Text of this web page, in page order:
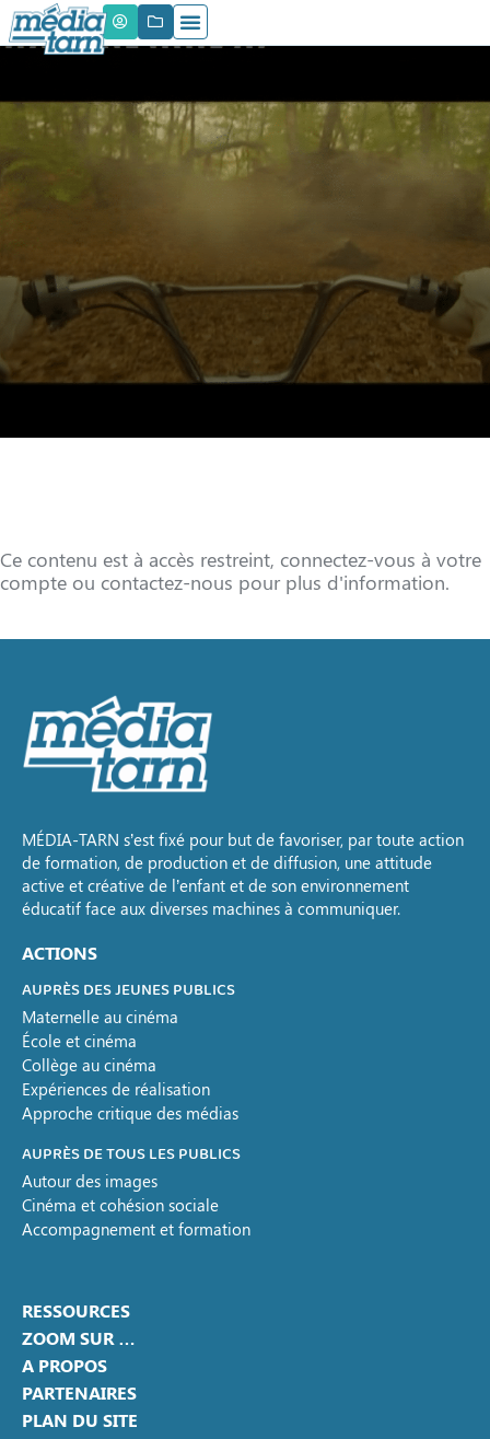
Ce contenu est à accès restreint, connectez-vous à votre
compte ou contactez-nous pour plus d'information.
MÉDIA-TARN s’est fixé pour but de favoriser, par toute action
de formation, de production et de diffusion, une attitude
active et créative de l’enfant et de son environnement
éducatif face aux diverses machines à communiquer.
ACTIONS
AUPRÈS DES JEUNES PUBLICS
Maternelle au cinéma
École et cinéma
Collège au cinéma
Expériences de réalisation
Approche critique des médias
AUPRÈS DE TOUS LES PUBLICS
Autour des images
Cinéma et cohésion sociale
Accompagnement et formation
RESSOURCES
ZOOM SUR …
A PROPOS
PARTENAIRES
PLAN DU SITE